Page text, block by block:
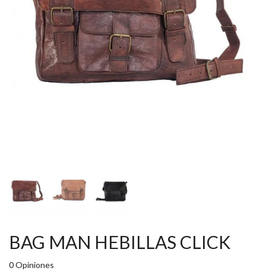
BAG MAN HEBILLAS CLICK
0 Opiniones